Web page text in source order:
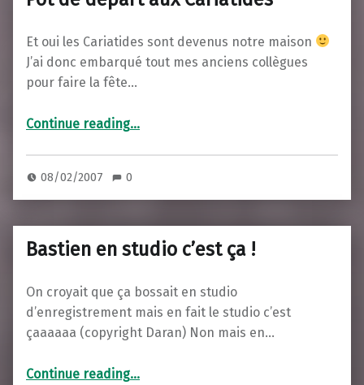
Et oui les Cariatides sont devenus notre maison
J’ai donc embarqué tout mes anciens collègues
pour faire la fête…
Continue reading“Pot de départ aux Cariatides”
…
08/02/2007 0
Bastien en studio c’est ça !
On croyait que ça bossait en studio
d’enregistrement mais en fait le studio c’est
çaaaaaa (copyright Daran) Non mais en…
Continue reading“Bastien en studio c’est ça !”…